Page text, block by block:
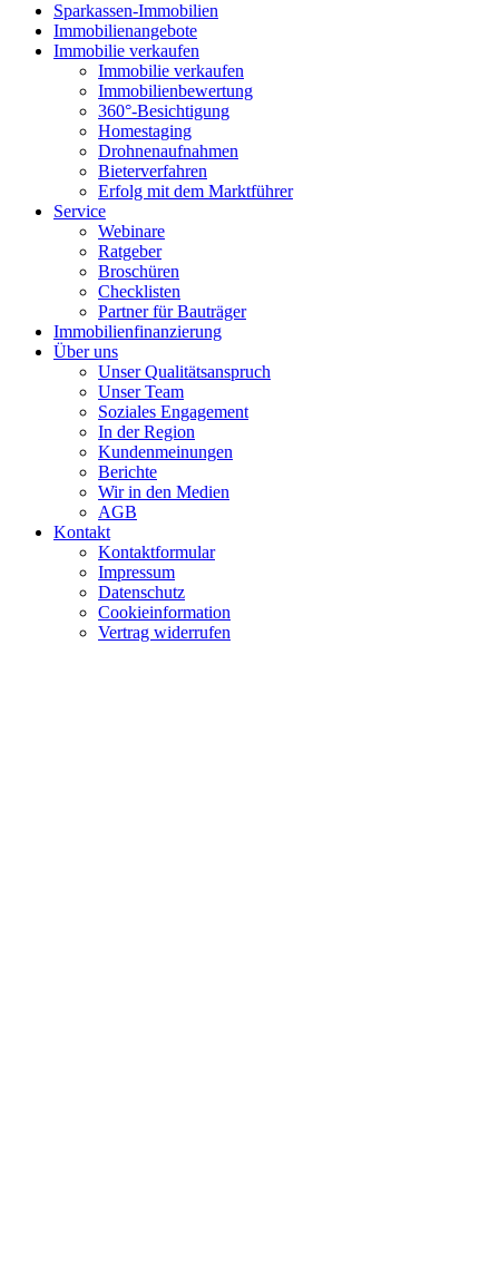
Sparkassen-Immobilien
Immobilienangebote
Immobilie verkaufen
Immobilie verkaufen
Immobilienbewertung
360°-Besichtigung
Homestaging
Drohnenaufnahmen
Bieterverfahren
Erfolg mit dem Marktführer
Service
Webinare
Ratgeber
Broschüren
Checklisten
Partner für Bauträger
Immobilienfinanzierung
Über uns
Unser Qualitätsanspruch
Unser Team
Soziales Engagement
In der Region
Kundenmeinungen
Berichte
Wir in den Medien
AGB
Kontakt
Kontaktformular
Impressum
Datenschutz
Cookieinformation
Vertrag widerrufen